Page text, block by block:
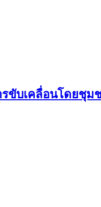
รขับเคลื่อนโดยชุ